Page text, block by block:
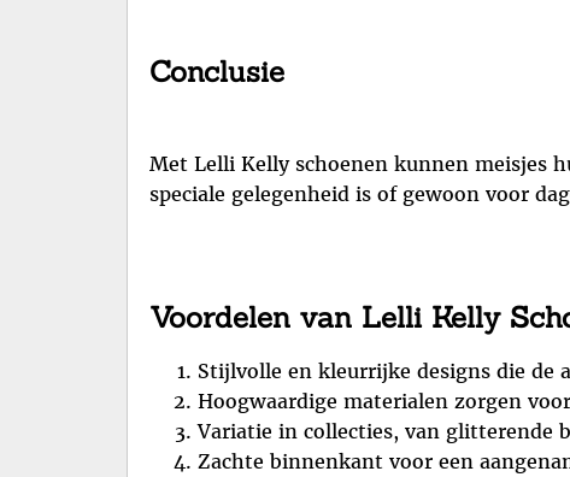
Conclusie
Met Lelli Kelly schoenen kunnen meisjes
speciale gelegenheid is of gewoon voor
Voordelen van Lelli Kelly
Stijlvolle en kleurrijke designs die de
Hoogwaardige materialen zorgen
Variatie in collecties, van glitterende
Zachte binnenkant voor een